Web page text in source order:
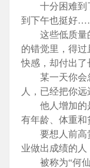
十分困难到了
到下午也挺好
这些低质量的
的错觉里，得
快感，却付出了
某一天你会忽
人，已经把你远
他人增加的是
有年龄、体重和
要想人前高贵
业做出成绩的人
被称为“何仙